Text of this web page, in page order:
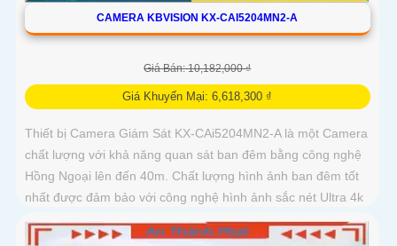
CAMERA KBVISION KX-CAI5204MN2-A
Giá Bán: 10,182,000 ₫
Giá Khuyến Mại: 6,618,300 ₫
Thiết bị Camera Giám Sát KX-CAi5204MN2-A là một Camera
chất lượng với khả năng quan sát ban đêm bằng công nghệ
Hồng Ngoại lên đến 40m. Chất lượng hình ảnh ban đêm tốt
nhất được đảm bảo với công nghệ hình ảnh sắc nét Ultra 4k